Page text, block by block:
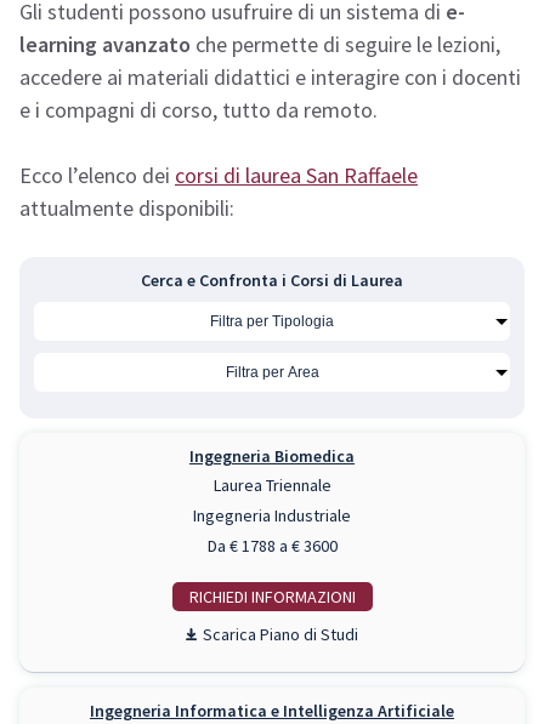
Gli studenti possono usufruire di un sistema di e-
learning avanzato che permette di seguire le lezioni,
accedere ai materiali didattici e interagire con i docenti
e i compagni di corso, tutto da remoto.
Ecco l’elenco dei corsi di laurea San Raffaele
attualmente disponibili:
Cerca e Confronta i Corsi di Laurea
Ingegneria Biomedica
Laurea Triennale
Ingegneria Industriale
Da € 1788 a € 3600
RICHIEDI INFO
Piano di Studi
Ingegneria Informatica e Intelligenza Artificiale